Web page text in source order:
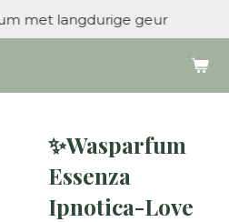
met langdurige geur
✨Wasparfum
Essenza
Ipnotica-Love